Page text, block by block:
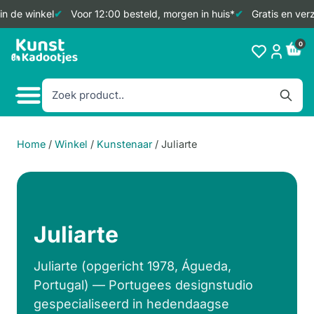
winkel Voor 12:00 besteld, morgen in huis* Gratis en
Doorgaan
naar
0
Home / Winkel / Kunstenaar / Juliarte
Juliarte
Juliarte (opgericht 1978, Águeda,
Portugal) — Portugees designstudio
gespecialiseerd in hedendaagse